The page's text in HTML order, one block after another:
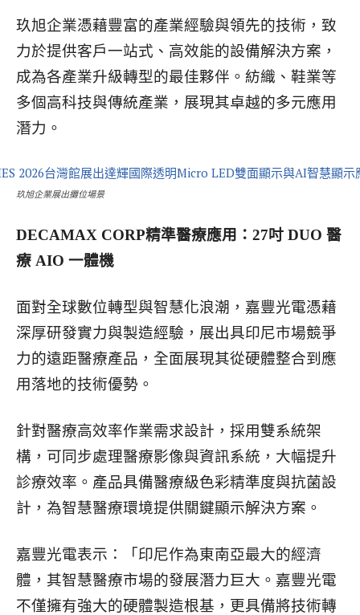
玖旭企業憑藉豐富的產業經驗與領先的技術，致
力於提供客戶一站式、高效能的設備解決方案，
成為各產業升級轉型的最佳夥伴。紡織、鞋業等
多個高科技與傳統產業，展現其卓越的多元應用
潛力。
玖旭企業展出攤位場景
DECAMAX CORP精準醫療應用：27吋 DUO 醫
療 AIO 一體機
面對全球數位轉型與智慧化浪潮，嘉豐光電憑藉
深厚研發實力與製造經驗，展出具印尼市場競爭
力的遠距醫療產品，全面展現其從硬體整合到應
用落地的技術優勢。
針對醫療高效率作業需求設計，採用雙系統架
構，可同步處理醫療影像與資訊系統，大幅提升
診療效率。產品具備醫療級色彩精準度與抗菌設
計，為智慧醫療環境提供關鍵顯示解決方案。
嘉豐光電表示：「印尼作為東南亞最大的經濟
體，其智慧醫療市場的發展潛力巨大。嘉豐光電
不僅擁有強大的硬體製造根基，更具備將技術轉